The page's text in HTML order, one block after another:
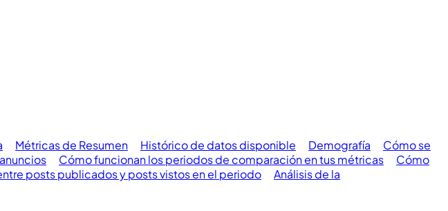
Métricas de Resumen Histórico de datos disponible Demografía
Cómo se
Cómo funcionan los periodos de comparación en tus métricas
Cómo
posts publicados y posts vistos en el periodo
Análisis de la